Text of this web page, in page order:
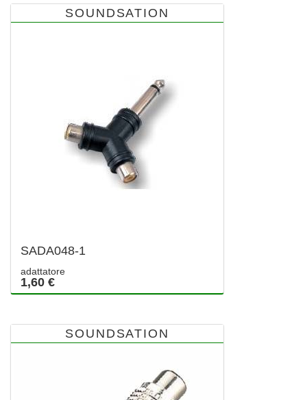
SOUNDSATION
SADA048-1
adattatore
1,60 €
SOUNDSATION